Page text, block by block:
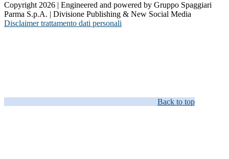
Copyright 2026 | Engineered and powered by Gruppo Spaggiari
Parma S.p.A. | Divisione Publishing & New Social Media
Disclaimer trattamento dati personali
Back to top